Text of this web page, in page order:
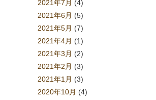
2021年7月 (4)
2021年6月 (5)
2021年5月 (7)
2021年4月 (1)
2021年3月 (2)
2021年2月 (3)
2021年1月 (3)
2020年10月 (4)